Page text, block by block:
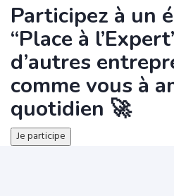
Participez à un
“Place à
d’autres
comme vous à
quotidien 🚀
Je participe